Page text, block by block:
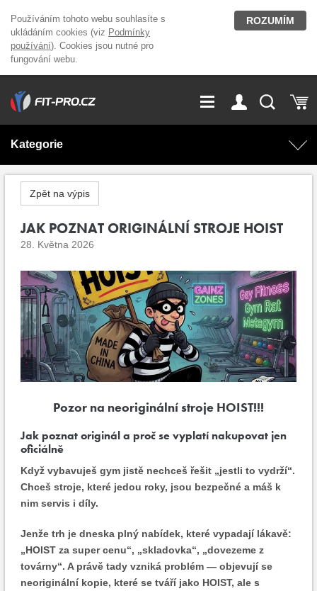
Používáním tohoto webu souhlasíte s
ukládáním cookies (viz Podmínky
používání). Cookies jsou nutné pro
fungování webu.
ROZUMÍM
GDPR
O nás
Kontakt
Přihlášení
Kategorie
AKCE
Doplňky stravy Fitness vybavení
Značky
Zpět na výpis
JAK POZNAT ORIGINÁLNÍ STROJE HOIST
28. Května 2026
Pozor na neoriginální stroje HOIST!!!
Jak poznat originál a proč se vyplatí nakupovat jen
oficiálně
Když vybavuješ gym jistě nechceš řešit „jestli to vydrží“.
Chceš stroje, které jedou roky, jsou bezpečné a máš k
nim servis i díly.
Jenže trh je dneska plný nabídek, které vypadají lákavě:
„HOIST za super cenu“, „skladovka“, „dovezeme z
továrny“. A právě tady vzniká problém — objevují se
neoriginální kopie, které se tváří jako HOIST, ale s